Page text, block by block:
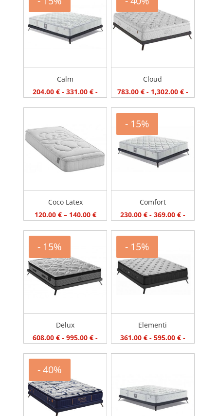
Calm
204.00€ -331.00€ -
Cloud
783.00 €- 1,302.00 € -
Coco Latex
120.00 € – 140.00 €Price
120.00 €
140.00 €
- 15%
Comfort
230.00 €- 369.00 € -
- 15%
Delux
608.00€ -995.00€ -
- 15%
Elementi
361.00 €- 595.00 € -
- 40%